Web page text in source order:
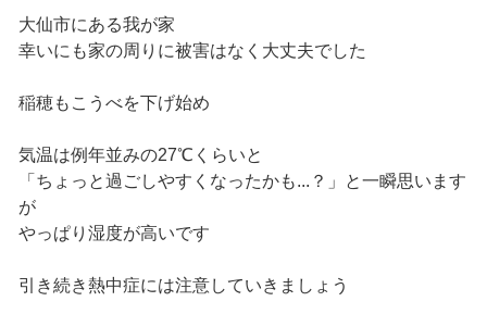
大仙市にある我が家
幸いにも家の周りに被害はなく大丈夫でした
稲穂もこうべを下げ始め
気温は例年並みの27℃くらいと
「ちょっと過ごしやすくなったかも...？」と一瞬思います
が
やっぱり湿度が高いです
引き続き熱中症には注意していきましょう